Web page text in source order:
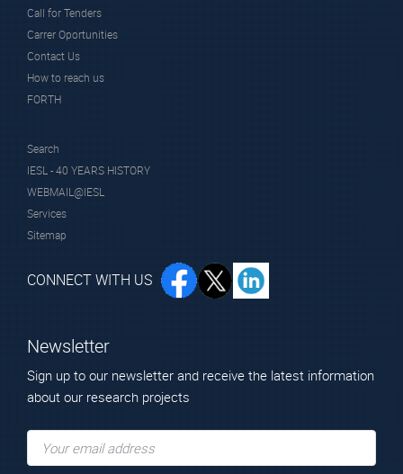
Call for Tenders
Carrer Oportunities
Contact Us
How to reach us
FORTH
Search
IESL - 40 YEARS HISTORY
WEBMAIL@IESL
Services
Sitemap
CONNECT WITH US
Newsletter
Sign up to our newsletter and receive the latest information
about our research projects